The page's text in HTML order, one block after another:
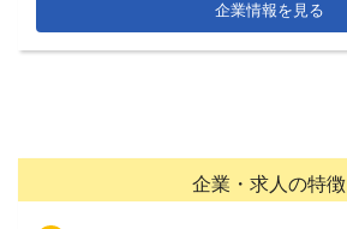
企業情報を見る
企業・求人の特徴